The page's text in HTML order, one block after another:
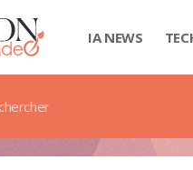
IA NEWS